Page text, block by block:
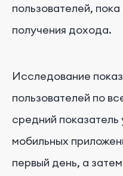
пользователей,
получения дохода.
Исследование
пользователей по
средний показатель
мобильных
первый день, а